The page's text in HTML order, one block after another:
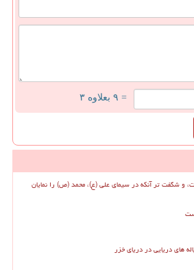
= ۹ بعلاوه ۳
شگفت تر آنکه در سیمای علی (ع)، محمد (ص) را نمایان
های دریایی در دریای خزر